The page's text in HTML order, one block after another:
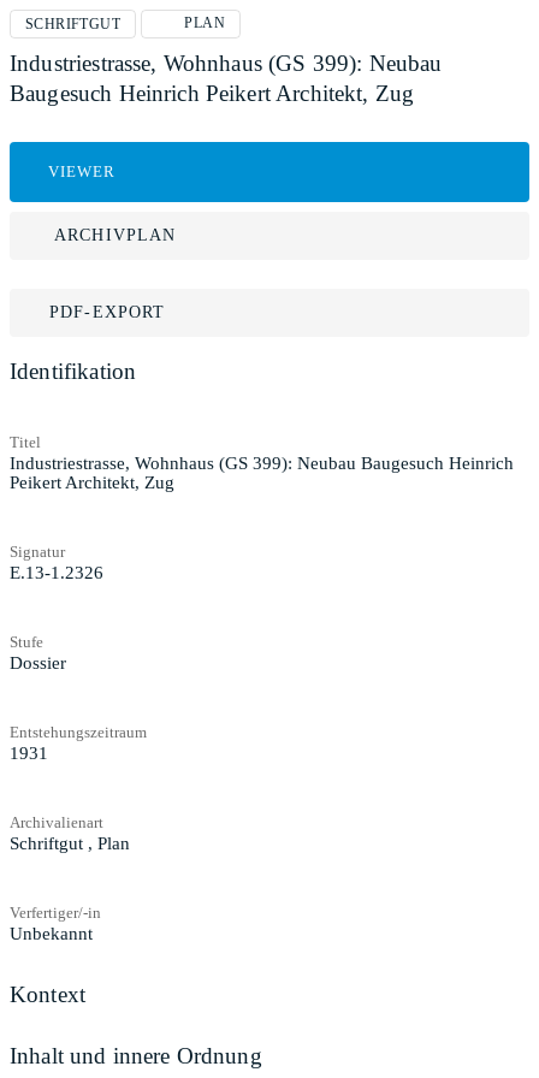
SCHRIFTGUT PLAN
Industriestrasse, Wohnhaus (GS 399): Neubau
Baugesuch Heinrich Peikert Architekt, Zug
VIEWER
ARCHIVPLAN
PDF-EXPORT
Identifikation
Titel
Industriestrasse, Wohnhaus (GS 399): Neubau Baugesuch Heinrich
Peikert Architekt, Zug
Signatur
E.13-1.2326
Stufe
Dossier
Entstehungszeitraum
1931
Archivalienart
Schriftgut , Plan
Verfertiger/-in
Unbekannt
Kontext
Inhalt und innere Ordnung